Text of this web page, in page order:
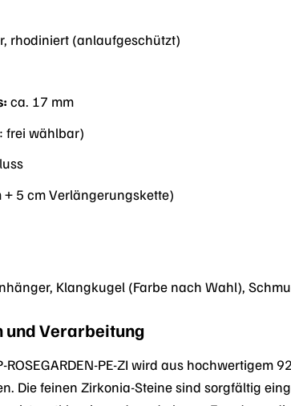
rhodiniert (anlaufgeschützt)
ca. 17 mm
frei wählbar)
5 cm Verlängerungskette)
Klangkugel (Farbe nach Wahl),
Verarbeitung
ROSEGARDEN-PE-ZI wird aus
Die feinen Zirkonia-Steine sind sorgfältig